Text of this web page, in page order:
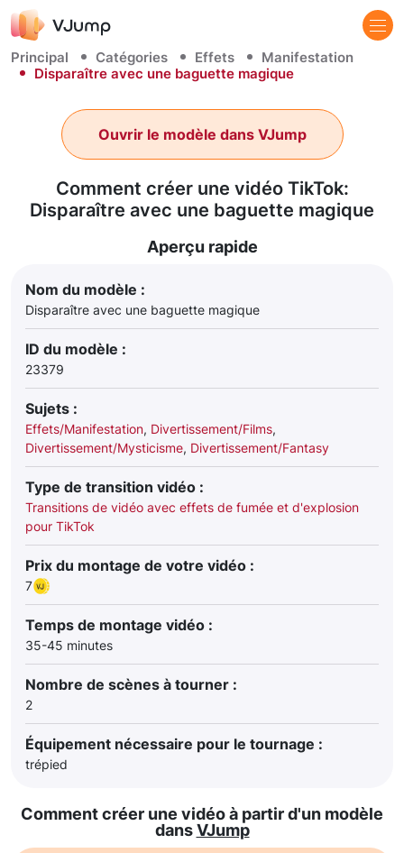
Principal Catégories Effets
Manifestation
Disparaître avec une baguette magique
Comment créer une vidéo TikTok:
Disparaître avec une baguette magique
Ouvrir le modèle dans VJump
Aperçu rapide
Nom du modèle :
Disparaître avec une baguette magique
ID du modèle :
23379
Sujets :
Effets/Manifestation, Divertissement/Films,
Divertissement/Mysticisme, Divertissement/Fantasy
Type de transition vidéo :
Transitions de vidéo avec effets de fumée et d'explosion
pour TikTok
Prix du montage de votre vidéo :
7
Temps de montage vidéo :
35-45 minutes
Nombre de scènes à tourner :
2
Équipement nécessaire pour le tournage :
trépied
Comment créer une vidéo à partir d'un modèle
dansVJump